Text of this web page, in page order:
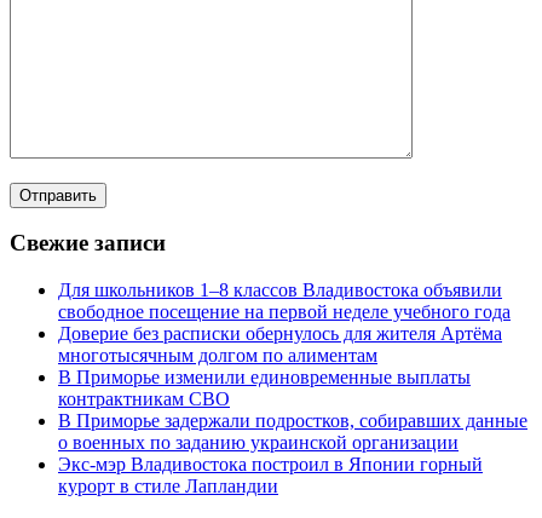
Свежие записи
Для школьников 1–8 классов Владивостока объявили
свободное посещение на первой неделе учебного года
Доверие без расписки обернулось для жителя Артёма
многотысячным долгом по алиментам
В Приморье изменили единовременные выплаты
контрактникам СВО
В Приморье задержали подростков, собиравших данные
о военных по заданию украинской организации
Экс-мэр Владивостока построил в Японии горный
курорт в стиле Лапландии